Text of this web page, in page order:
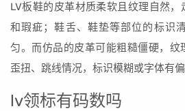
LV板鞋的皮革材质柔软且纹理自然
和瑕疵；鞋舌、鞋垫等部位的标识
匀。而仿品的皮革可能粗糙僵硬，纹
歪扭、跳线情况，标识模糊或字体有偏
lv领标有码数吗